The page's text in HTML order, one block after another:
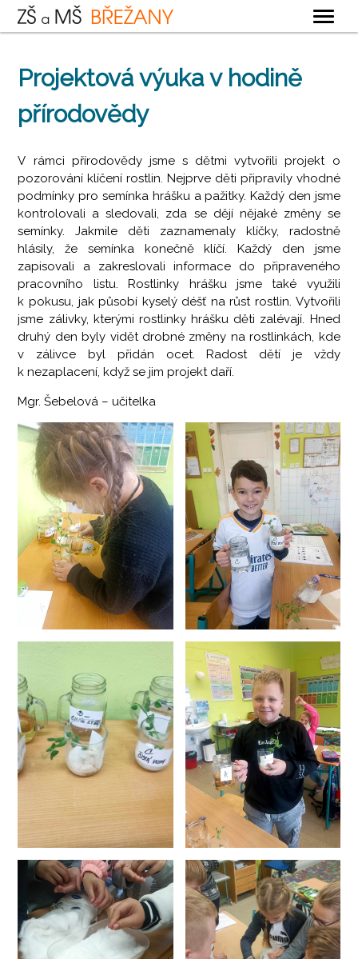
ZÁKLADNÍ ŠKOLA
MATEŘSKÁ ŠKOLA
ŠKOLNÍ JÍDELNA
KONTAKTY
Projektová výuka v hodině
přírodovědy
V rámci přírodovědy jsme s dětmi vytvořili projekt o
pozorování klíčení rostlin. Nejprve děti připravily vhodné
podmínky pro semínka hrášku a pažitky. Každý den jsme
kontrolovali a sledovali, zda se dějí nějaké změny se
semínky. Jakmile děti zaznamenaly klíčky, radostně
hlásily, že semínka konečně klíčí. Každý den jsme
zapisovali a zakreslovali informace do připraveného
pracovního listu. Rostlinky hrášku jsme také využili
k pokusu, jak působí kyselý déšť na růst rostlin. Vytvořili
jsme zálivky, kterými rostlinky hrášku děti zalévají. Hned
druhý den byly vidět drobné změny na rostlinkách, kde
v zálivce byl přidán ocet. Radost dětí je vždy
k nezaplacení, když se jim projekt daří.
Mgr. Šebelová – učitelka